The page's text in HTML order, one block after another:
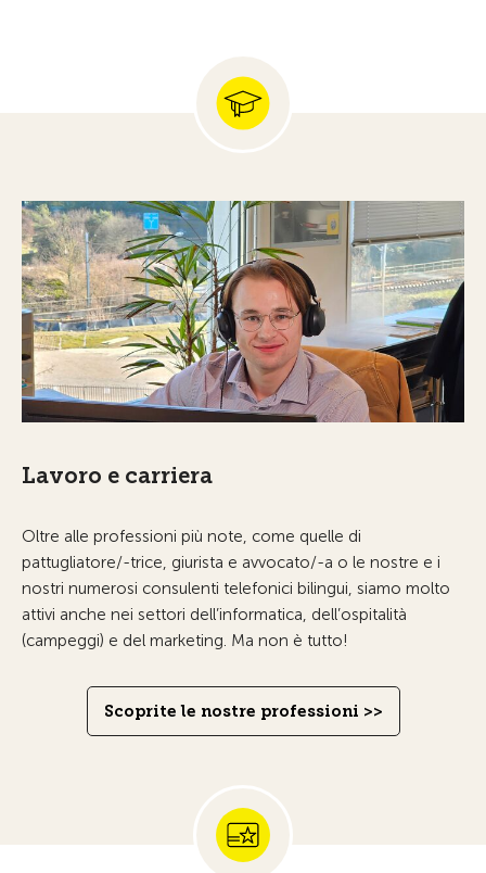
Lavoro e carriera
Oltre alle professioni più note, come quelle di
pattugliatore/-trice, giurista e avvocato/-a o le nostre e i
nostri numerosi consulenti telefonici bilingui, siamo molto
attivi anche nei settori dell’informatica, dell’ospitalità
(campeggi) e del marketing. Ma non è tutto!
Scoprite le nostre professioni >>